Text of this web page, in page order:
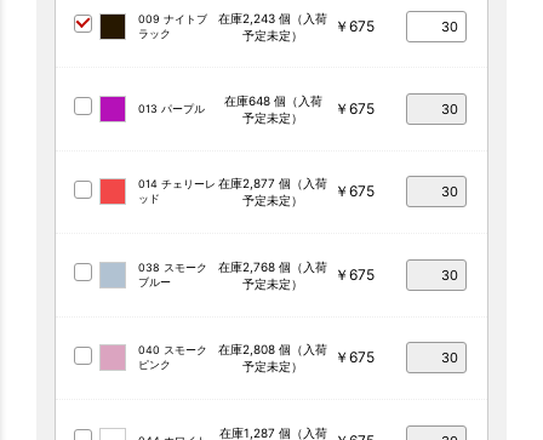
009 ナイトブ
ラック
在庫2,243 個（入荷
予定未定）
￥675
013 パープル
在庫648 個（入荷
予定未定）
￥675
014 チェリーレ
ッド
在庫2,877 個（入荷
予定未定）
￥675
038 スモーク
ブルー
在庫2,768 個（入荷
予定未定）
￥675
040 スモーク
ピンク
在庫2,808 個（入荷
予定未定）
￥675
在庫1,287 個（入荷